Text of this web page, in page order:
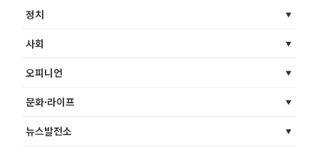
정치
사회
오피니언
문화·라이프
뉴스발전소